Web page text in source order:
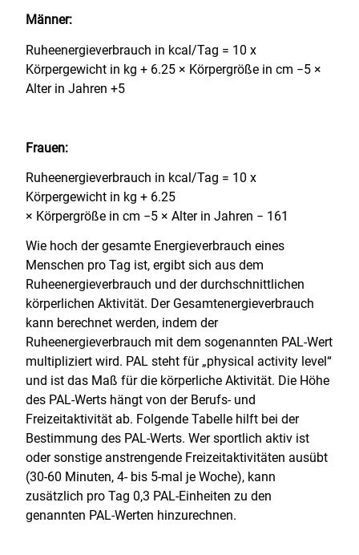
Männer:
Ruheenergieverbrauch in kcal/Tag = 10 x
Körpergewicht in kg + 6.25 × Körpergröße in cm −5 ×
Alter in Jahren +5
Frauen:
Ruheenergieverbrauch in kcal/Tag = 10 x
Körpergewicht in kg + 6.25
× Körpergröße in cm −5 × Alter in Jahren − 161
Wie hoch der gesamte Energieverbrauch eines
Menschen pro Tag ist, ergibt sich aus dem
Ruheenergieverbrauch und der durchschnittlichen
körperlichen Aktivität. Der Gesamtenergieverbrauch
kann berechnet werden, indem der
Ruheenergieverbrauch mit dem sogenannten PAL-Wert
multipliziert wird. PAL steht für „physical activity level“
und ist das Maß für die körperliche Aktivität. Die Höhe
des PAL-Werts hängt von der Berufs- und
Freizeitaktivität ab. Folgende Tabelle hilft bei der
Bestimmung des PAL-Werts. Wer sportlich aktiv ist
oder sonstige anstrengende Freizeitaktivitäten ausübt
(30-60 Minuten, 4- bis 5-mal je Woche), kann
zusätzlich pro Tag 0,3 PAL-Einheiten zu den
genannten PAL-Werten hinzurechnen.